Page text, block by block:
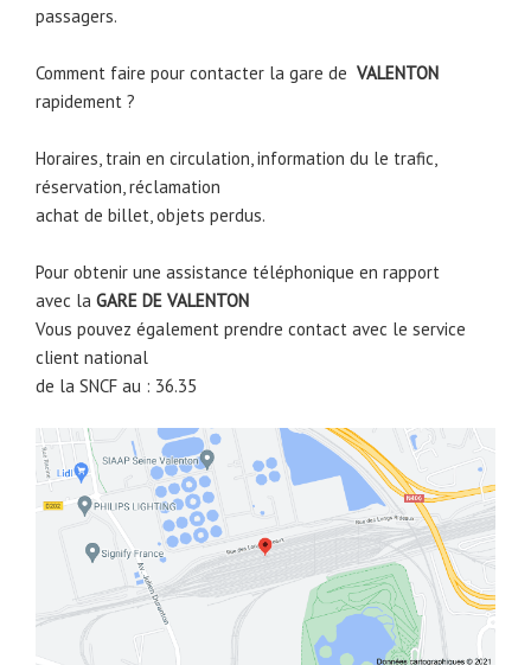
passagers.
Comment faire pour contacter la gare de VALENTON
rapidement ?
Horaires, train en circulation, information du le trafic,
réservation, réclamation
achat de billet, objets perdus.
Pour obtenir une assistance téléphonique en rapport
avec la GARE DE VALENTON
Vous pouvez également prendre contact avec le service
client national
de la SNCF au : 36.35